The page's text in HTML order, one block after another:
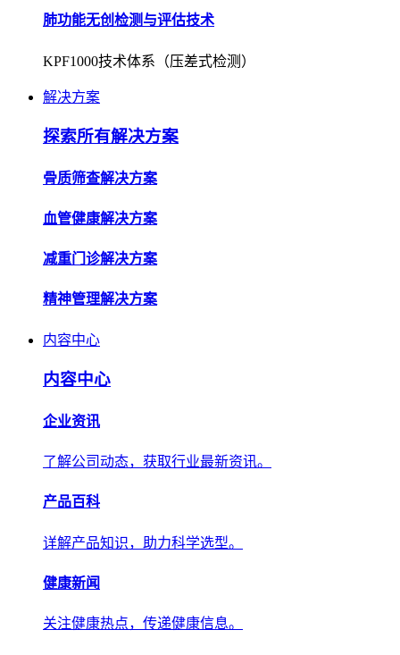
肺功能无创检测与评估技术
KPF1000技术体系（压差式检测）
解决方案
探索所有解决方案
骨质筛查解决方案
血管健康解决方案
减重门诊解决方案
精神管理解决方案
内容中心
内容中心
企业资讯
了解公司动态，获取行业最新资讯。
产品百科
详解产品知识，助力科学选型。
健康新闻
关注健康热点，传递健康信息。